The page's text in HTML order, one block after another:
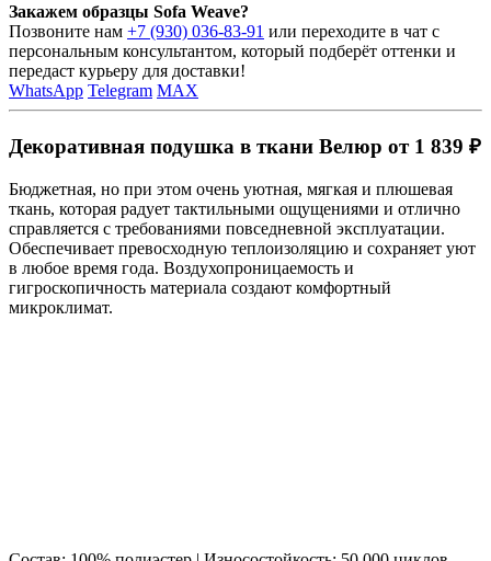
Закажем образцы Sofa Weave?
Позвоните нам +7 (930) 036-83-91 или переходите в чат с
персональным консультантом, который подберёт оттенки и
передаст курьеру для доставки!
WhatsApp Telegram MAX
Декоративная подушка в ткани Велюр от 1 839 ₽
Бюджетная, но при этом очень уютная, мягкая и плюшевая
ткань, которая радует тактильными ощущениями и отлично
справляется с требованиями повседневной эксплуатации.
Обеспечивает превосходную теплоизоляцию и сохраняет уют
в любое время года. Воздухопроницаемость и
гигроскопичность материала создают комфортный
микроклимат.